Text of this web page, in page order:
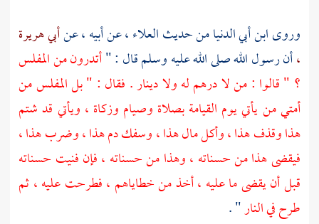
وروىابن أبي الدنيامن حديثالعلاء ،عن أبيه ، عنأبي هريرة
،أن رسول الله صلى الله عليه وسلم قال : "أتدرون من المفلس
؟ " قالوا : من لا درهم له ولا دينار . فقال : " بل المفلس من
أمتي من يأتي يوم القيامة بصلاة وصيام وزكاة ، ويأتي قد شتم
هذا وقذف هذا ، وأكل مال هذا ، وسفك دم هذا ، وضرب هذا ،
فيقضى هذا من حسناته ، وهذا من حسناته ، فإن فنيت حسناته
قبل أن يقضى ما عليه ، أخذ من خطاياهم ، فطرحت عليه ، ثم
طرح في النار" .